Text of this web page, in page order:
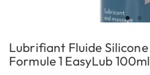
Lubrifiant Fluide Silicone
Formule 1 EasyLub 100ml